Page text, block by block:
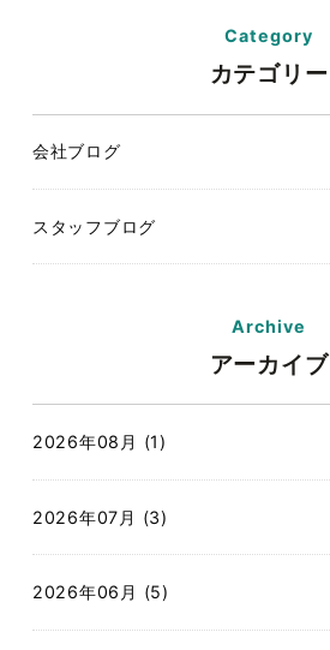
Category
カテゴリー
会社ブログ
スタッフブログ
Archive
アーカイブ
2026年08月 (1)
2026年07月 (3)
2026年06月 (5)